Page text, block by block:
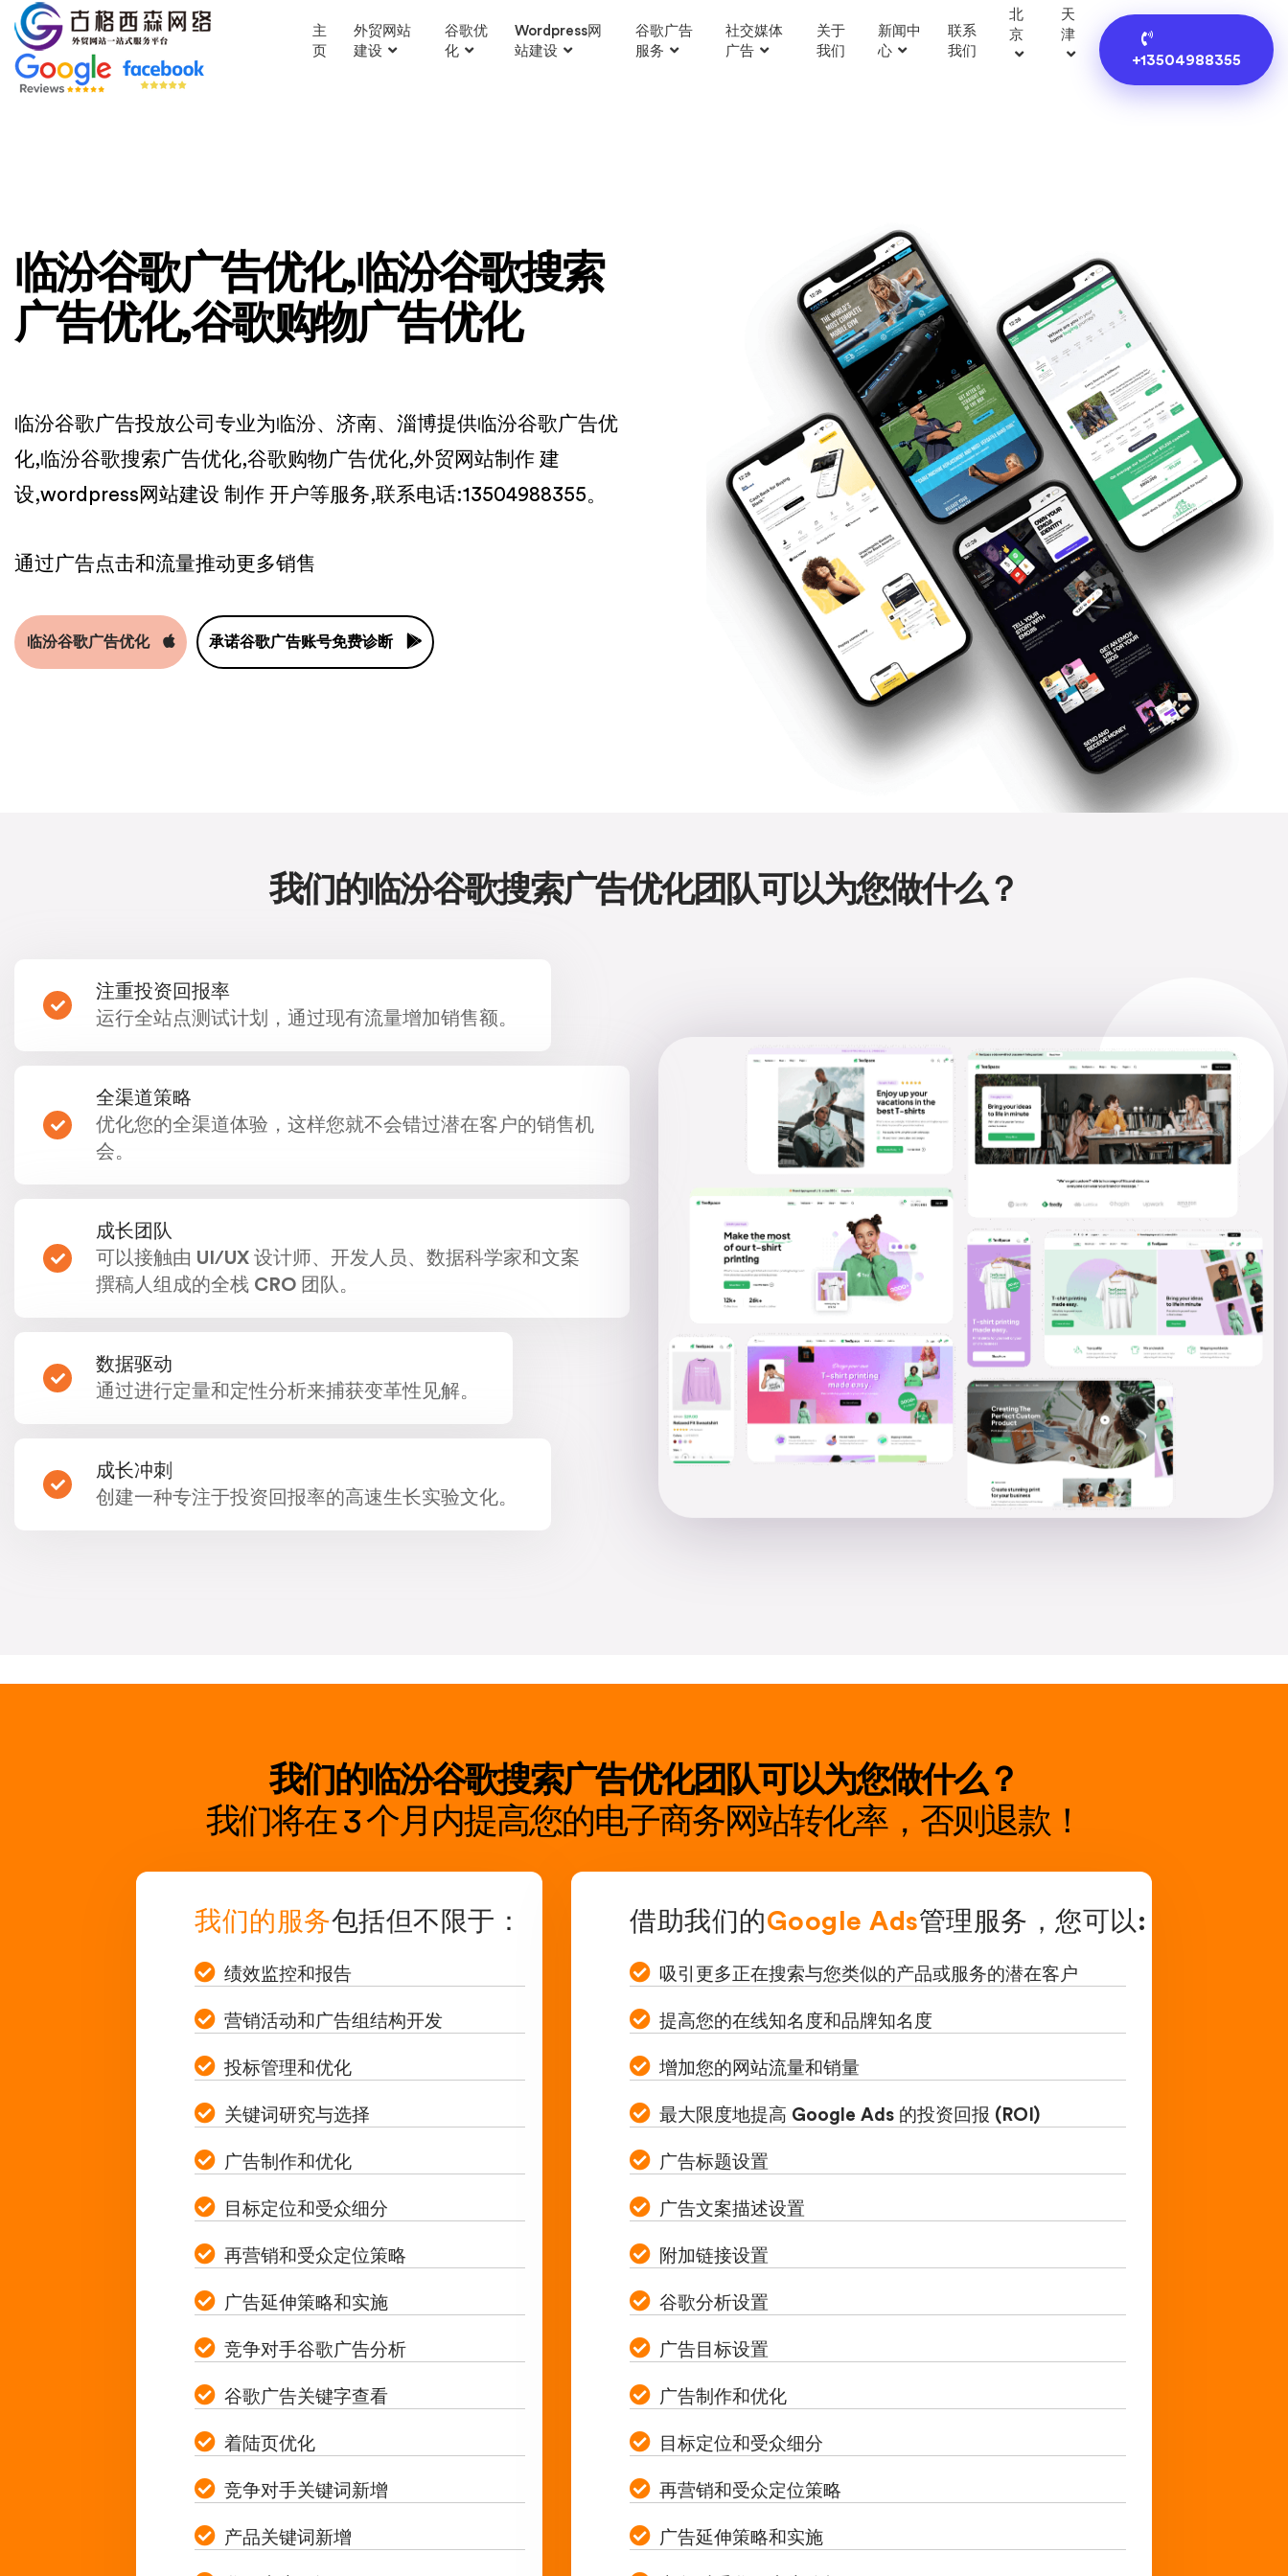
主
页
外贸网站
建设
谷歌优
化
Wordpress网
站建设
谷歌广告
服务
社交媒体
广告
关于
我们
新闻中
心
联系
我们
北
京
天
津
+13504988355
临汾谷歌广告优化,临汾谷歌搜索
广告优化,谷歌购物广告优化
临汾谷歌广告投放公司专业为临汾、济南、淄博提供临汾谷歌广告优
化,临汾谷歌搜索广告优化,谷歌购物广告优化,外贸网站制作 建
设,wordpress网站建设 制作 开户等服务,联系电话:13504988355。
通过广告点击和流量推动更多销售
临汾谷歌广告优化 承诺谷歌广告账号免费诊断
我们的临汾谷歌搜索广告优化团队可以为您做什么？​​
注重投资回报率
运行全站点测试计划，通过现有流量增加销售额。
全渠道策略
优化您的全渠道体验，这样您就不会错过潜在客户的销售机
会。
成长团队
可以接触由 UI/UX 设计师、开发人员、数据科学家和文案
撰稿人组成的全栈 CRO 团队。
数据驱动
通过进行定量和定性分析来捕获变革性见解。
成长冲刺
创建一种专注于投资回报率的高速生长实验文化。
我们的临汾谷歌搜索广告优化团队可以为您做什么？
我们将在 3 个月内提高您的电子商务网站转化率，否则退款！
我们的服务包括但不限于：
绩效监控和报告
营销活动和广告组结构开发
投标管理和优化
关键词研究与选择
广告制作和优化
目标定位和受众细分
再营销和受众定位策略
广告延伸策略和实施
竞争对手谷歌广告分析
谷歌广告关键字查看
着陆页优化
竞争对手关键词新增
产品关键词新增
借助我们的Google Ads管理服务，您可以:
吸引更多正在搜索与您类似的产品或服务的潜在客户
提高您的在线知名度和品牌知名度
增加您的网站流量和销量
最大限度地提高 Google Ads 的投资回报 (ROI)
广告标题设置
广告文案描述设置
附加链接设置
谷歌分析设置
广告目标设置
广告制作和优化
目标定位和受众细分
再营销和受众定位策略
广告延伸策略和实施